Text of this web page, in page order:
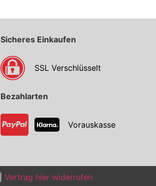
Sicheres Einkaufen
SSL Verschlüsselt
Bezahlarten
Vorauskasse
Vertrag hier widerrufen